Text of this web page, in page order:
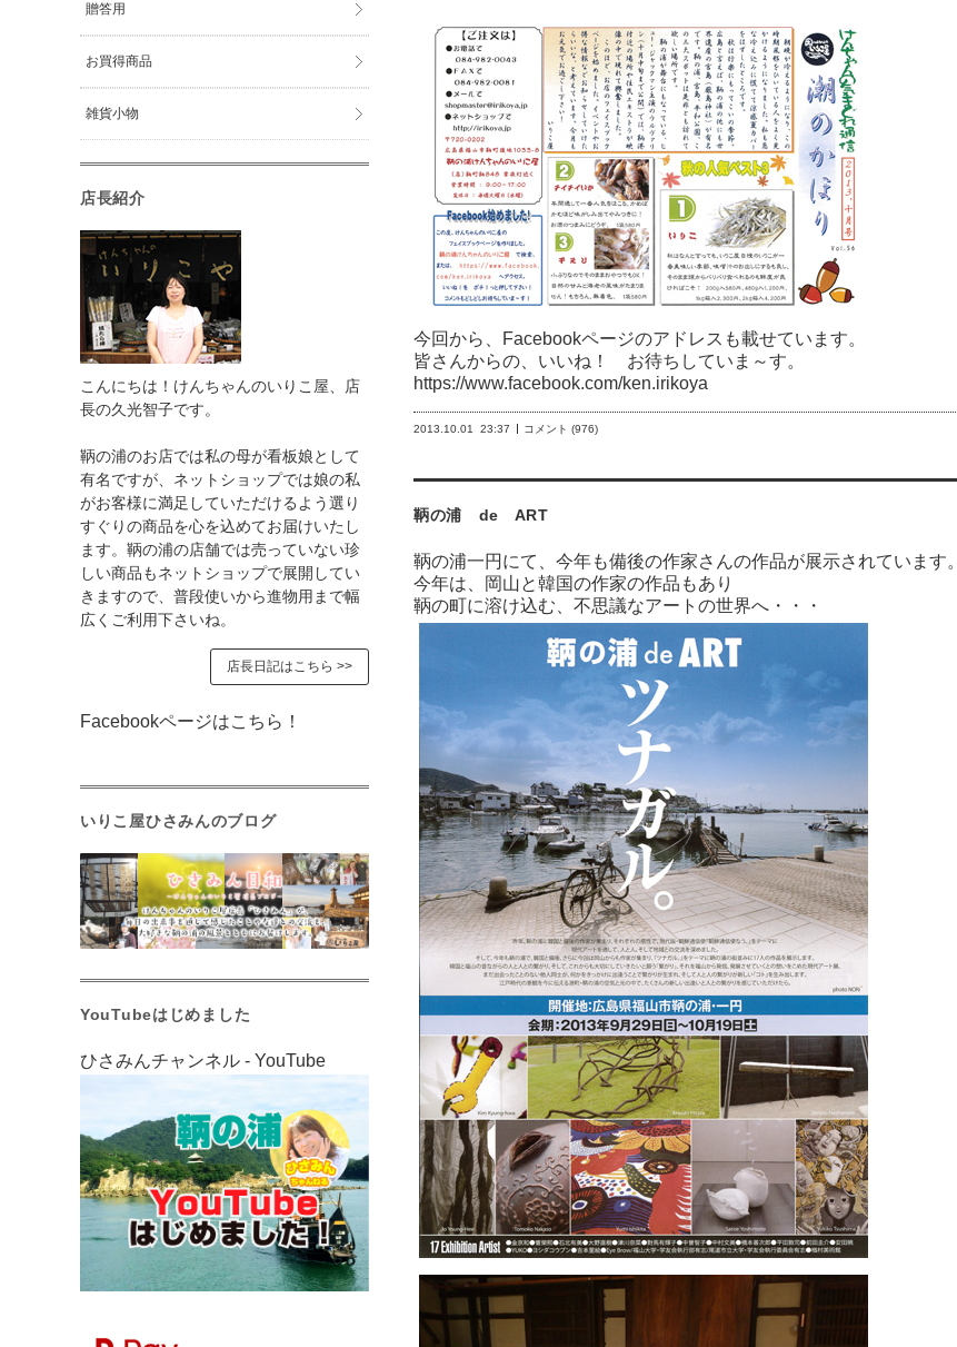
今回から、Facebookページのアドレスも載せています。
皆さんからの、いいね！ お待ちしていま～す。
https://www.facebook.com/ken.irikoya
2013.10.01 23:37 コメント (976)
鞆の浦 de ART
鞆の浦一円にて、今年も備後の作家さんの作品が展示されています。
今年は、岡山と韓国の作家の作品もあり
鞆の町に溶け込む、不思議なアートの世界へ・・・
贈答用
お買得商品
雑貨小物
店長紹介
こんにちは！けんちゃんのいりこ屋、店
長の久光智子です。
鞆の浦のお店では私の母が看板娘として
有名ですが、ネットショップでは娘の私
がお客様に満足していただけるよう選り
すぐりの商品を心を込めてお届けいたし
ます。鞆の浦の店舗では売っていない珍
しい商品もネットショップで展開してい
きますので、普段使いから進物用まで幅
広くご利用下さいね。
店長日記はこちら >>
Facebookページはこちら！
いりこ屋ひさみんのブログ
YouTubeはじめました
ひさみんチャンネル - YouTube